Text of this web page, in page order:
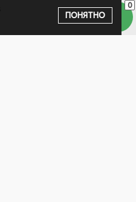
0
ПОНЯТНО